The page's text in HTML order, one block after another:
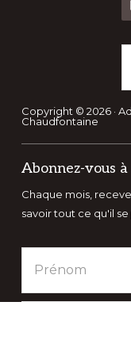
Copyright © 2026 ·
Chaudfontaine
Abonnez-vous
Chaque mois,
savoir tout ce qu'il